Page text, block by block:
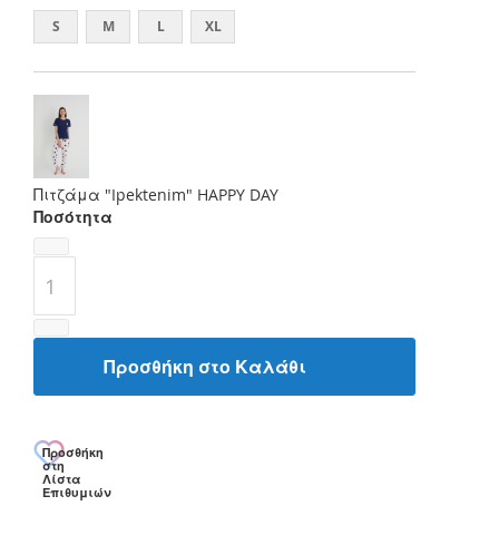
S M L XL
Πιτζάμα "Ipektenim" HAPPY DAY
Ποσότητα
Προσθήκη στο Καλάθι
Προσθήκη
στη
Λίστα
Επιθυμιών